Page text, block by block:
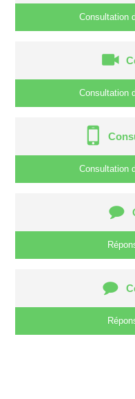
Consultation
Consultation
Consultation